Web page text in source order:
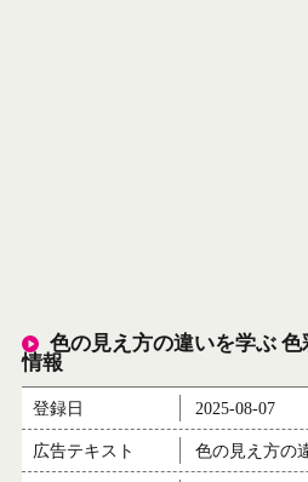
色の見え方の違いを学ぶ
情報
登録日 2025-08-07
広告テキスト 色の見え方の